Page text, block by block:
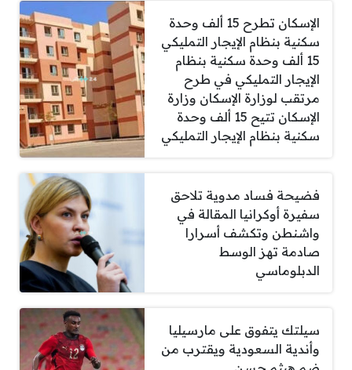
الإسكان تطرح 15 ألف وحدة
سكنية بنظام الإيجار التمليكي
15 ألف وحدة سكنية بنظام
الإيجار التمليكي في طرح
مرتقب لوزارة الإسكان وزارة
الإسكان تتيح 15 ألف وحدة
سكنية بنظام الإيجار التمليكي
فضيحة فساد مدوية تلاحق
سفيرة أوكرانيا المقالة في
واشنطن وتكشف أسرارا
صادمة تهز الوسط
الدبلوماسي
سيلتك يتفوق على مارسيليا
وأندية السعودية ويقترب من